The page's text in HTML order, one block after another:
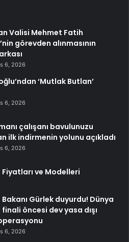
Valisi Mehmet Fatih
görevden alınmasının
6, 2026
‘Mutlak Butlan’
6, 2026
çalışanı bavulunuzu
ilk indirmenin yolunu açıkladı
6, 2026
Fiyatları ve Modelleri
Gürlek duyurdu! Dünya
finali öncesi dev yasa dışı
6, 2026